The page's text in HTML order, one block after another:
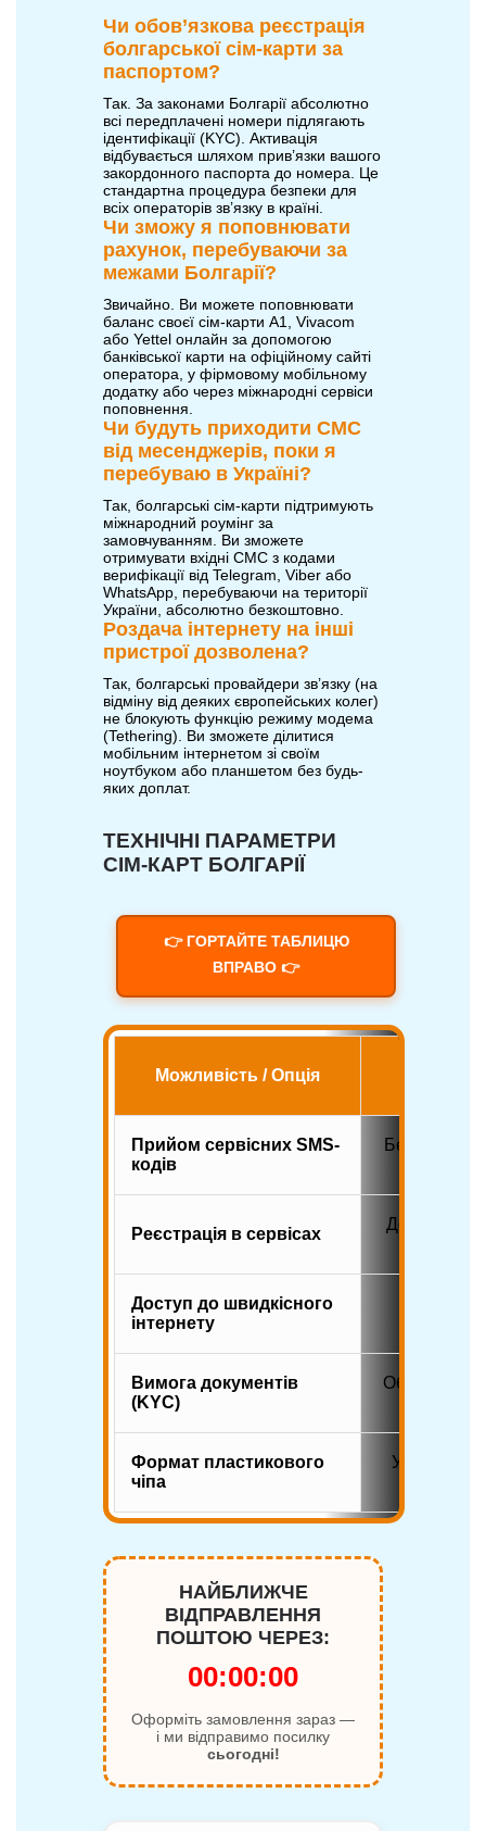
Чи обов’язкова реєстрація
болгарської сім-карти за
паспортом?
Так. За законами Болгарії абсолютно
всі передплачені номери підлягають
ідентифікації (KYC). Активація
відбувається шляхом прив’язки вашого
закордонного паспорта до номера. Це
стандартна процедура безпеки для
всіх операторів зв’язку в країні.
Чи зможу я поповнювати
рахунок, перебуваючи за
межами Болгарії?
Звичайно. Ви можете поповнювати
баланс своєї сім-карти A1, Vivacom
або Yettel онлайн за допомогою
банківської карти на офіційному сайті
оператора, у фірмовому мобільному
додатку або через міжнародні сервіси
поповнення.
Чи будуть приходити СМС
від месенджерів, поки я
перебуваю в Україні?
Так, болгарські сім-карти підтримують
міжнародний роумінг за
замовчуванням. Ви зможете
отримувати вхідні СМС з кодами
верифікації від Telegram, Viber або
WhatsApp, перебуваючи на території
України, абсолютно безкоштовно.
Роздача інтернету на інші
пристрої дозволена?
Так, болгарські провайдери зв’язку (на
відміну від деяких європейських колег)
не блокують функцію режиму модема
(Tethering). Ви зможете ділитися
мобільним інтернетом зі своїм
ноутбуком або планшетом без будь-
яких доплат.
ТЕХНІЧНІ ПАРАМЕТРИ
СІМ-КАРТ БОЛГАРІЇ
👉 ГОРТАЙТЕ ТАБЛИЦЮ
ВПРАВО 👉
Можливість / Опція
Прийом сервісних SMS-
кодів
Реєстрація в сервісах
Доступна
Доступ до швидкісного
інтернету
Вимога документів
(KYC)
Формат пластикового
чіпа
НАЙБЛИЖЧЕ
ВІДПРАВЛЕННЯ
ПОШТОЮ ЧЕРЕЗ:
00:00:00
Оформіть замовлення зараз —
і ми відправимо посилку
сьогодні!